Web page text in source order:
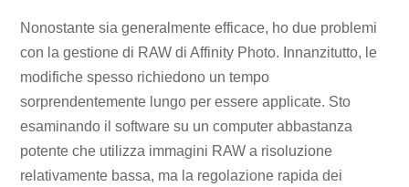
Nonostante sia generalmente efficace, ho due problemi
con la gestione di RAW di Affinity Photo. Innanzitutto, le
modifiche spesso richiedono un tempo
sorprendentemente lungo per essere applicate. Sto
esaminando il software su un computer abbastanza
potente che utilizza immagini RAW a risoluzione
relativamente bassa, ma la regolazione rapida dei